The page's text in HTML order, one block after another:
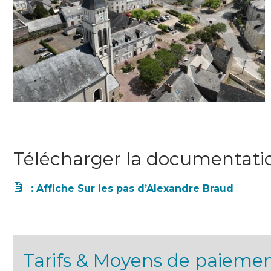
Télécharger la
: Affiche Sur les pas d’Alexandre Braud
Tarifs & Moyens de